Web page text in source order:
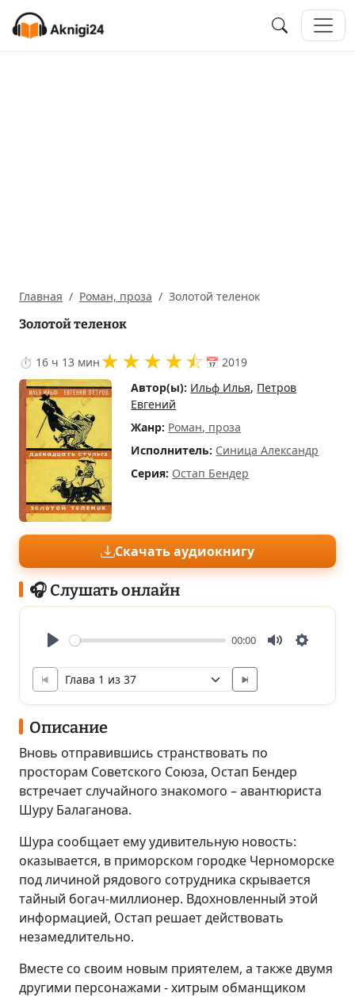
Главная Роман, проза
Золотой теленок
Золотой теленок
⏱ 16 ч 13 мин★★★★⯪ 📅 2019
Автор(ы): Ильф Илья, Петров
Евгений
Жанр: Роман, проза
Исполнитель: Синица Александр
Серия: Остап Бендер
Скачать аудиокнигу
🎧 Слушать онлайн
00:00
Описание
Вновь отправившись странствовать по
просторам Советского Союза, Остап Бендер
встречает случайного знакомого – авантюриста
Шуру Балаганова.
Шура сообщает ему удивительную новость:
оказывается, в приморском городке Черноморске
под личиной рядового сотрудника скрывается
тайный богач-миллионер. Вдохновленный этой
информацией, Остап решает действовать
незамедлительно.
Вместе со своим новым приятелем, а также двумя
другими персонажами - хитрым обманщиком